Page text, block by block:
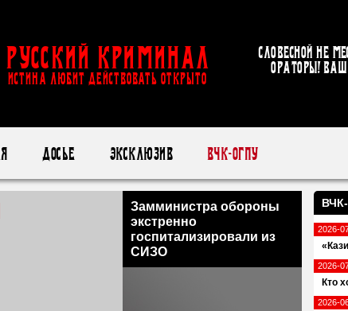
Русский Криминал
ИСТИНА ЛЮБИТ ДЕЙСТВОВАТЬ ОТКРЫТО
Словесной не
ораторы!
Досье Эксклюзив ВЧК-ОГПУ
2026-
2026-
Кто
2026-
Замминистра обороны
экстренно
госпитализировали из
СИЗО